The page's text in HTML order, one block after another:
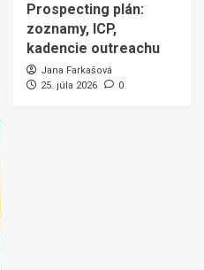
Prospecting plán:
zoznamy, ICP,
kadencie outreachu
Jana Farkašová
25. júla 2026
0